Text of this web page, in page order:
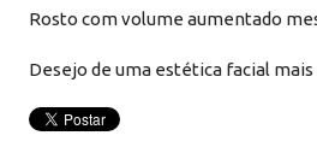
Rosto com volume aumentado
Desejo de uma estética facial